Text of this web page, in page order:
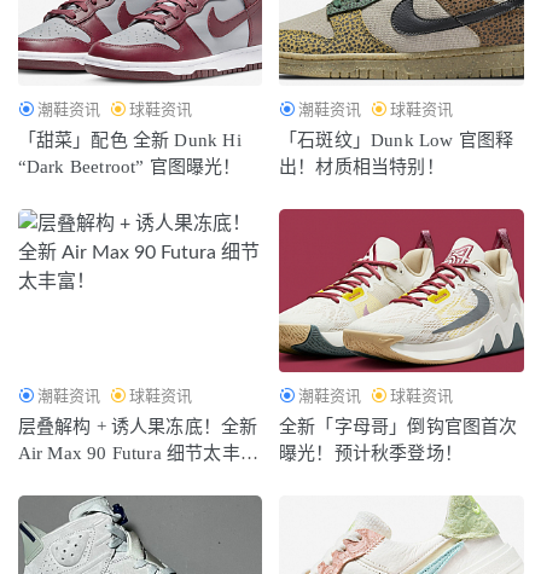
潮鞋资讯 球鞋资讯
「甜菜」配色 全新 Dunk Hi
“Dark Beetroot” 官图曝光！
潮鞋资讯 球鞋资讯
「石斑纹」Dunk Low 官图释
出！材质相当特别！
潮鞋资讯 球鞋资讯
层叠解构 + 诱人果冻底！全新
Air Max 90 Futura 细节太丰
潮鞋资讯 球鞋资讯
全新「字母哥」倒钩官图首次
曝光！预计秋季登场！